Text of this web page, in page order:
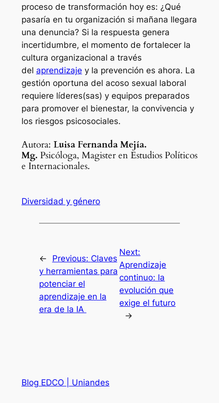
proceso de transformación hoy es: ¿Qué
pasaría en tu organización si mañana llegara
una denuncia? Si la respuesta genera
incertidumbre, el momento de fortalecer la
cultura organizacional a través
del aprendizaje y la prevención es ahora. La
gestión oportuna del acoso sexual laboral
requiere líderes(sas) y equipos preparados
para promover el bienestar, la convivencia y
los riesgos psicosociales.
Autora: Luisa Fernanda Mejía.
Mg. Psicóloga, Magister en Estudios Políticos
e Internacionales.
Diversidad y género
← Previous: Claves
y herramientas para
potenciar el
aprendizaje en la
era de la IA
Next:
Aprendizaje
continuo: la
evolución que
exige el futuro
→
Blog EDCO | Uniandes